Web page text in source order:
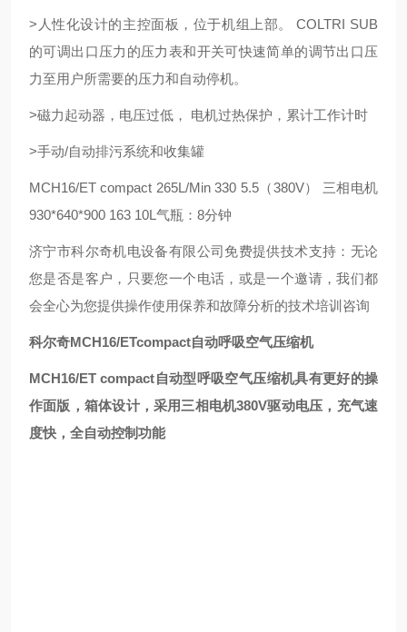
>人性化设计的主控面板，位于机组上部。 COLTRI SUB
的可调出口压力的压力表和开关可快速简单的调节出口压
力至用户所需要的压力和自动停机。
>磁力起动器，电压过低， 电机过热保护，累计工作计时
>手动/自动排污系统和收集罐
MCH16/ET compact 265L/Min 330 5.5（380V） 三相电机
930*640*900 163 10L气瓶：8分钟
济宁市科尔奇机电设备有限公司免费提供技术支持：无论
您是否是客户，只要您一个电话，或是一个邀请，我们都
会全心为您提供操作使用保养和故障分析的技术培训咨询
科尔奇MCH16/ETcompact自动呼吸空气压缩机
MCH16/ET compact自动型呼吸空气压缩机具有更好的操
作面版，箱体设计，采用三相电机380V驱动电压，充气速
度快，全自动控制功能